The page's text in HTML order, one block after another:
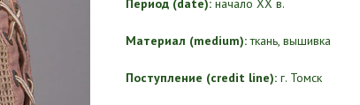
Период (date): начало ХХ в.
Материал (medium):ткань, вышивка
Поступление (credit line): г. Томск